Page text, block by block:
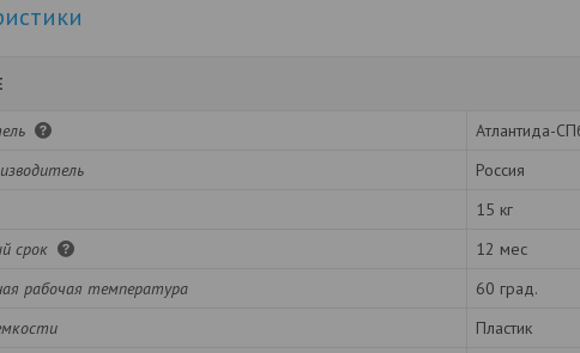
Атлантида-
Россия
15 кг
срок
12 мес
рабочая температура
60 град.
Пластик